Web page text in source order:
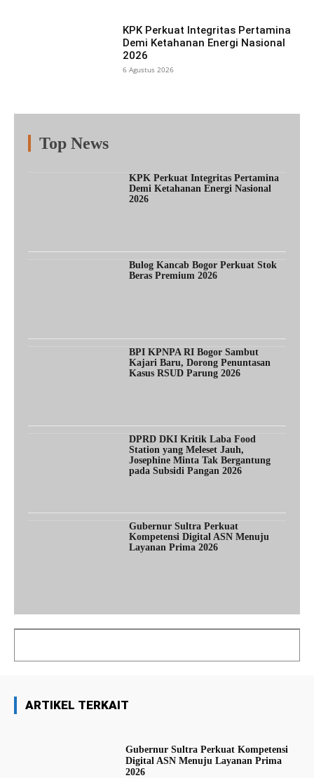
KPK Perkuat Integritas Pertamina
Demi Ketahanan Energi Nasional
2026
6 Agustus 2026
Top News
KPK Perkuat Integritas Pertamina
Demi Ketahanan Energi Nasional
2026
Bulog Kancab Bogor Perkuat Stok
Beras Premium 2026
BPI KPNPA RI Bogor Sambut
Kajari Baru, Dorong Penuntasan
Kasus RSUD Parung 2026
DPRD DKI Kritik Laba Food
Station yang Meleset Jauh,
Josephine Minta Tak Bergantung
pada Subsidi Pangan 2026
Gubernur Sultra Perkuat
Kompetensi Digital ASN Menuju
Layanan Prima 2026
ARTIKEL TERKAIT
Gubernur Sultra Perkuat Kompetensi
Digital ASN Menuju Layanan Prima
2026